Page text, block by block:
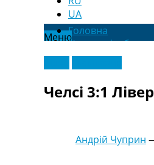
UA
МенюГоловна
Новини футболу
Відео
Новини
Футбольні
Останні
Рейтінги
Челсі 3:1
Андрій Чуприн